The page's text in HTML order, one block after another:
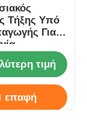
Τήξης Υπό
Για
τιμή
επαφή